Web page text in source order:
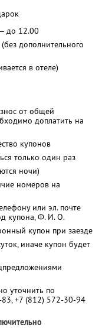
до 12.00
дополнительного
в отеле)
от общей
доплатить на
купонов
только один раз
ночи)
номеров на
или эл. почте
купона,Ф. И. О.
купон при заезде
иначе купон будет
уточнить по
+7 (812) 572-30-94